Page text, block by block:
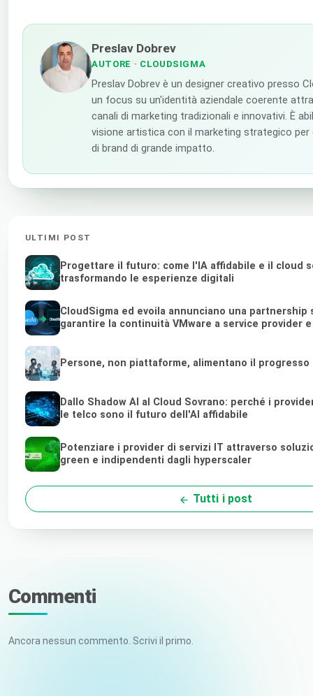
Preslav Dobrev
AUTORE · CLOUDSIGMA
Preslav Dobrev è un designer creativo presso
un focus su un'identità aziendale coerente
canali di marketing tradizionali e innovativi. È
visione artistica con il marketing strategico per
di brand di grande impatto.
ULTIMI POST
Progettare il futuro: come l'IA affidabile e il cloud
trasformando le esperienze digitali
CloudSigma ed evoila annunciano una
garantire la continuità VMware a service provider
Persone, non piattaforme, alimentano il progresso
Dallo Shadow AI al Cloud Sovrano: perché i
le telco sono il futuro dell'AI affidabile
Potenziare i provider di servizi IT attraverso
green e indipendenti dagli hyperscaler
Tutti i post
Commenti
Ancora nessun commento. Scrivi il primo.